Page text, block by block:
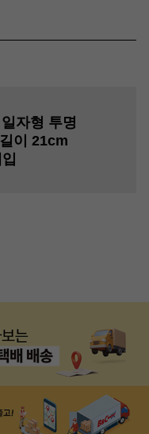
자형 투명
이 21cm